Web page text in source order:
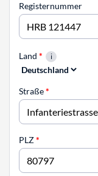
Registernummer
Land *
Straße*
PLZ*